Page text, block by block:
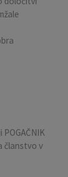
članstvo v